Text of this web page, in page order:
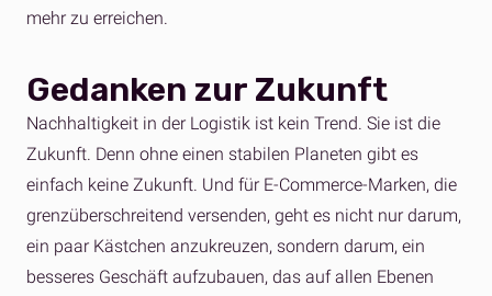
mehr zu erreichen.
Gedanken zur Zukunft
Nachhaltigkeit in der Logistik ist kein Trend. Sie ist die
Zukunft. Denn ohne einen stabilen Planeten gibt es
einfach keine Zukunft. Und für E-Commerce-Marken, die
grenzüberschreitend versenden, geht es nicht nur darum,
ein paar Kästchen anzukreuzen, sondern darum, ein
besseres Geschäft aufzubauen, das auf allen Ebenen